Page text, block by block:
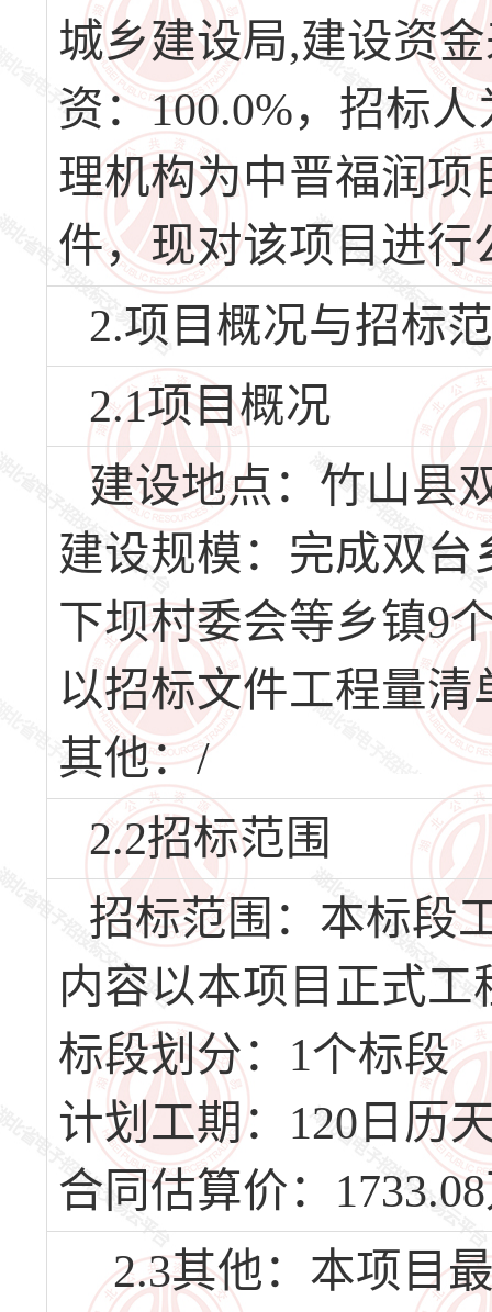
城乡建设局,建设资
资：100.0%，招标
理机构为中晋福润
件，现对该项目进行
2.项目概况与招标
2.1项目概况
建设地点：竹山县
建设规模：完成双
下坝村委会等乡镇9
以招标文件工程量清
其他：/
2.2招标范围
招标范围：本标段
内容以本项目正式
标段划分：1个标段
计划工期：120日历
合同估算价：
2.3其他：本项目